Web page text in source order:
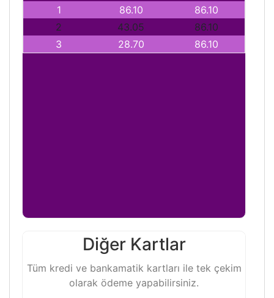
1
86.10
86.10
2
43.05
86.10
3
28.70 86.10
Diğer Kartlar
Tüm kredi ve bankamatik kartları ile tek çekim
olarak ödeme yapabilirsiniz.